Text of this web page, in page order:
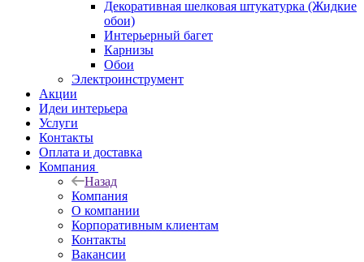
Декоративная шелковая штукатурка (Жидкие
обои)
Интерьерный багет
Карнизы
Обои
Электроинструмент
Акции
Идеи интерьера
Услуги
Контакты
Оплата и доставка
Компания
Назад
Компания
О компании
Корпоративным клиентам
Контакты
Вакансии